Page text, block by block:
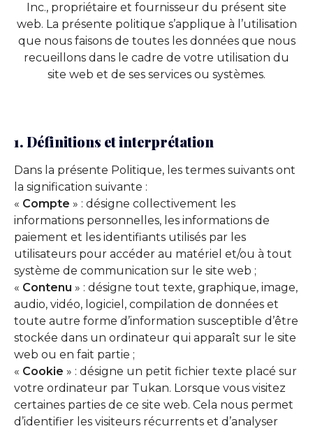
Inc., propriétaire et fournisseur du présent site
web. La présente politique s’applique à l’utilisation
que nous faisons de toutes les données que nous
recueillons dans le cadre de votre utilisation du
site web et de ses services ou systèmes.
1. Définitions et interprétation
Dans la présente Politique, les termes suivants ont
la signification suivante :
« Compte » : désigne collectivement les
informations personnelles, les informations de
paiement et les identifiants utilisés par les
utilisateurs pour accéder au matériel et/ou à tout
système de communication sur le site web ;
« Contenu » : désigne tout texte, graphique, image,
audio, vidéo, logiciel, compilation de données et
toute autre forme d’information susceptible d’être
stockée dans un ordinateur qui apparaît sur le site
web ou en fait partie ;
« Cookie » : désigne un petit fichier texte placé sur
votre ordinateur par Tukan. Lorsque vous visitez
certaines parties de ce site web. Cela nous permet
d’identifier les visiteurs récurrents et d’analyser